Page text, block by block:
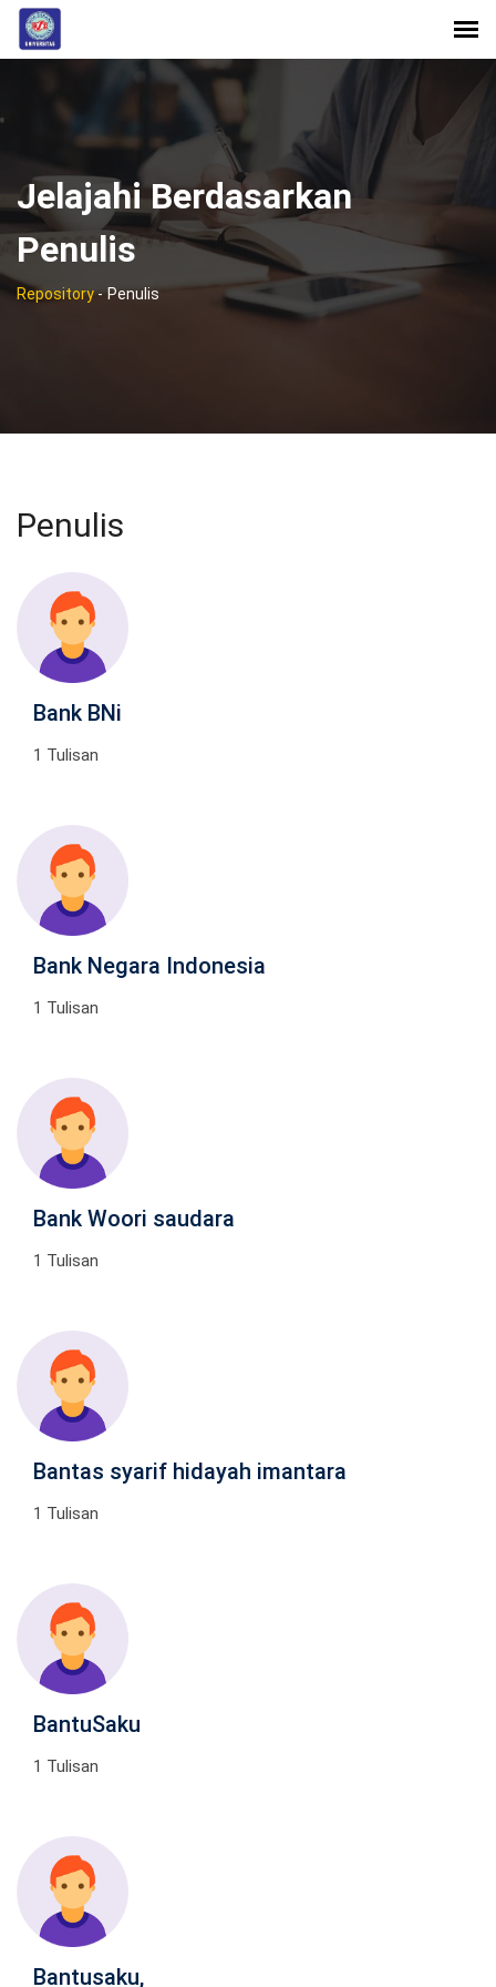
Jelajahi Berdasarkan
Penulis
Repository- Penulis
Penulis
Bank BNi
1 Tulisan
Bank Negara Indonesia
1 Tulisan
Bank Woori saudara
1 Tulisan
Bantas syarif hidayah imantara
1 Tulisan
BantuSaku
1 Tulisan
Bantusaku,